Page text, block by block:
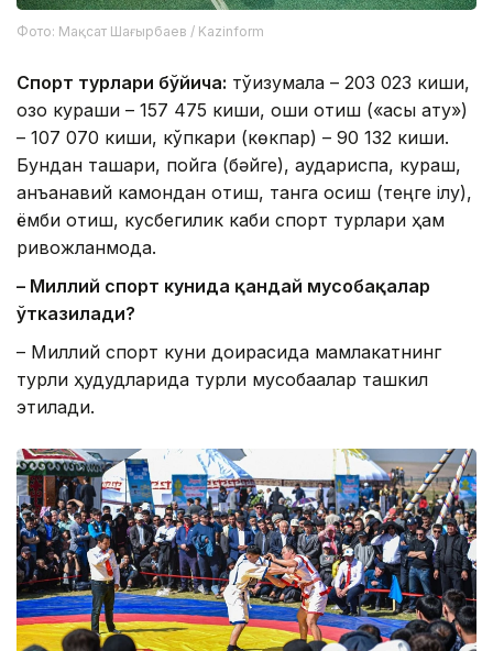
Фото: Мақсат Шағырбаев / Kazinform
Спорт турлари бўйича: тўққизқумалақ – 203 023 киши,
қозоқ кураши – 157 475 киши, ошиқ отиш («асық ату»)
– 107 070 киши, кўпкари (көкпар) – 90 132 киши.
Бундан ташқари, пойга (бәйге), аудариспақ, кураш,
анъанавий камондан отиш, танга осиш (теңге ілу),
ёмби отиш, кусбегилик каби спорт турлари ҳам
ривожланмоқда.
– Миллий спорт кунида қандай мусобақалар
ўтказилади?
– Миллий спорт куни доирасида мамлакатнинг
турли ҳудудларида турли мусобақалар ташкил
этилади.